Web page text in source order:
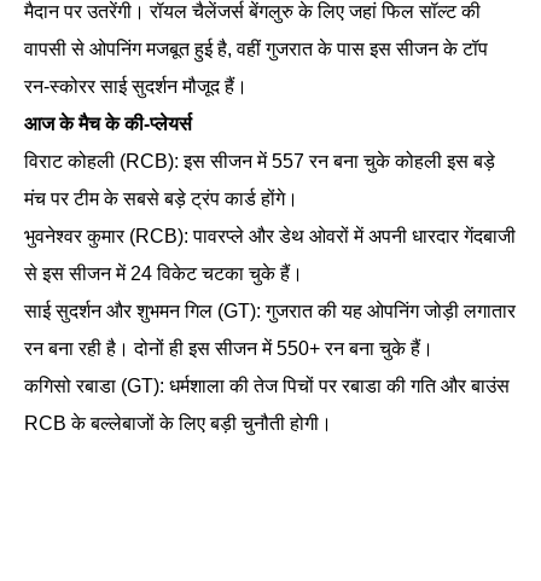
मैदान पर उतरेंगी। रॉयल चैलेंजर्स बेंगलुरु के लिए जहां फिल सॉल्ट की
वापसी से ओपनिंग मजबूत हुई है, वहीं गुजरात के पास इस सीजन के टॉप
रन-स्कोरर साई सुदर्शन मौजूद हैं।
आज के मैच के की-प्लेयर्स
विराट कोहली (RCB): इस सीजन में 557 रन बना चुके कोहली इस बड़े
मंच पर टीम के सबसे बड़े ट्रंप कार्ड होंगे।
भुवनेश्वर कुमार (RCB): पावरप्ले और डेथ ओवरों में अपनी धारदार गेंदबाजी
से इस सीजन में 24 विकेट चटका चुके हैं।
साई सुदर्शन और शुभमन गिल (GT): गुजरात की यह ओपनिंग जोड़ी लगातार
रन बना रही है। दोनों ही इस सीजन में 550+ रन बना चुके हैं।
कगिसो रबाडा (GT): धर्मशाला की तेज पिचों पर रबाडा की गति और बाउंस
RCB के बल्लेबाजों के लिए बड़ी चुनौती होगी।